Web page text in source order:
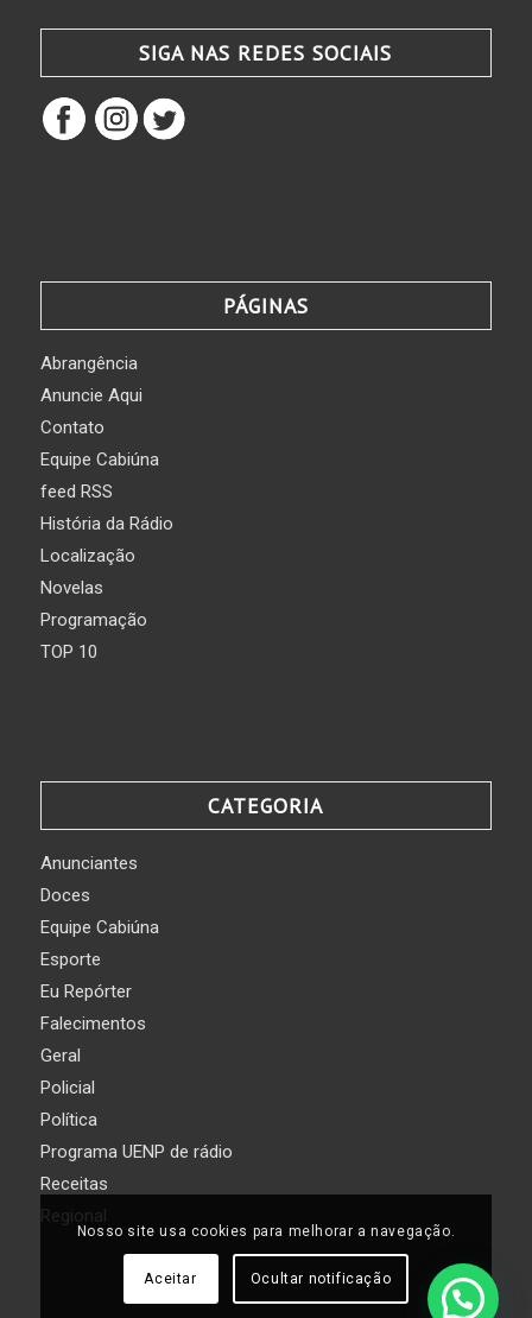
SIGA NAS REDES SOCIAIS
PÁGINAS
Abrangência
Anuncie Aqui
Contato
Equipe Cabiúna
feed RSS
História da Rádio
Localização
Novelas
Programação
TOP 10
CATEGORIA
Anunciantes
Doces
Equipe Cabiúna
Esporte
Eu Repórter
Falecimentos
Geral
Policial
Política
Programa UENP de rádio
Receitas
Regional
Nosso site usa cookies para melhorar a navegação.
Aceitar Ocultar notificação